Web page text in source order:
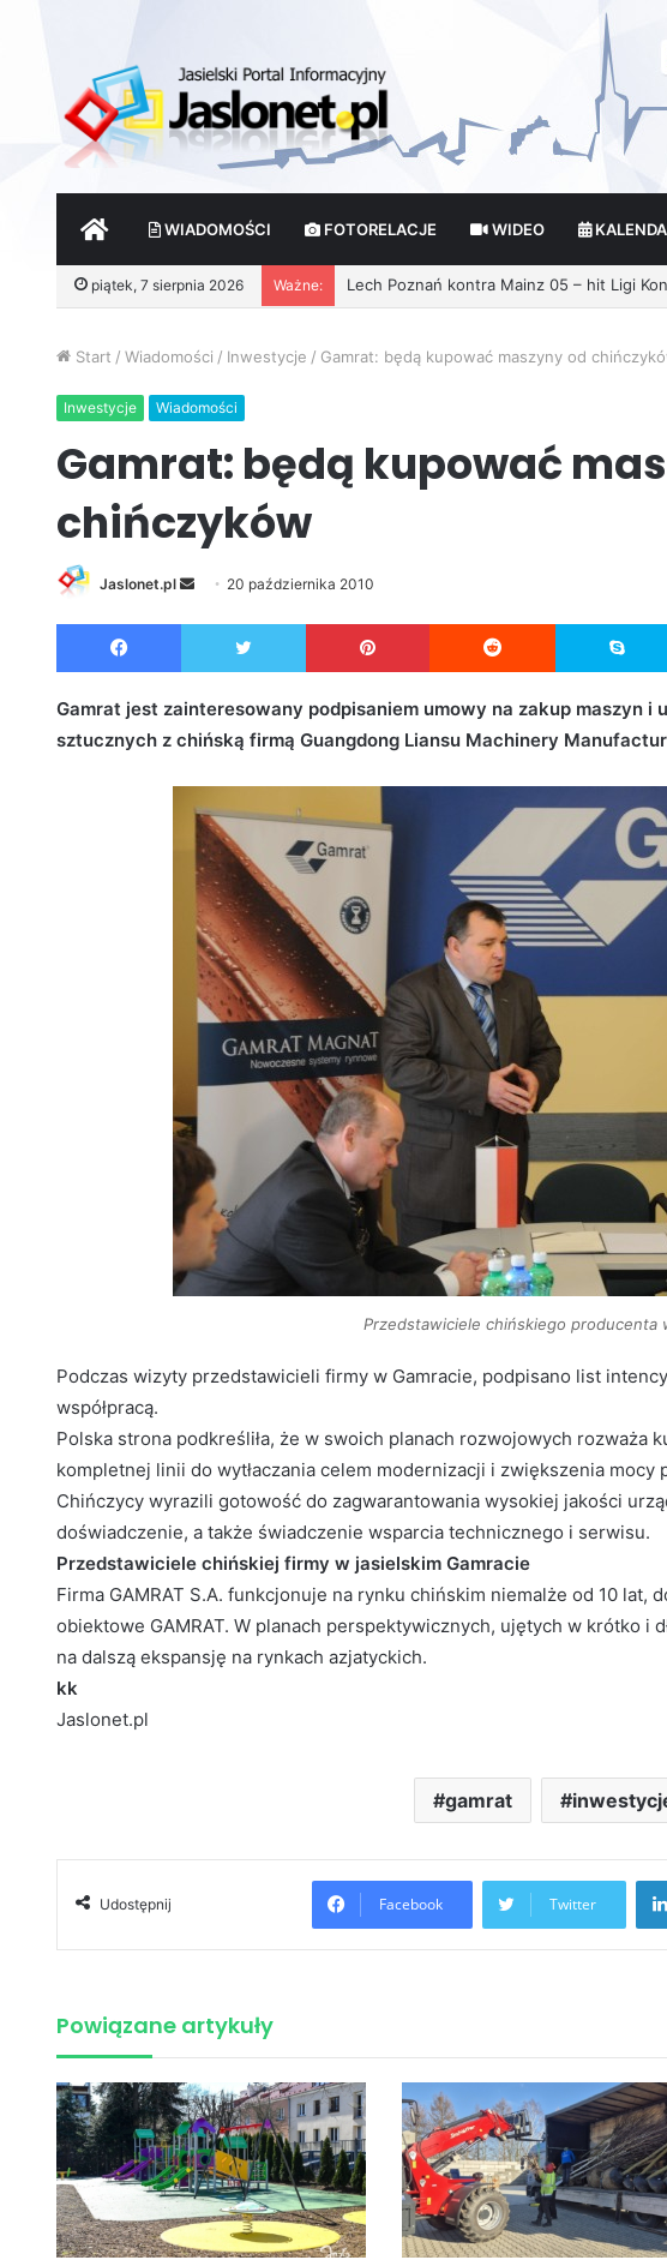
START WIADOMOŚCI FOTORELACJE WIDEO
piątek, 7 sierpnia 2026 Ważne:
Start / Wiadomości / Inwestycje / Gamrat: będą kupować maszyny od
Inwestycje Wiadomości
Gamrat: będą kupować
chińczyków
Jaslonet.pl
d
a
m
a
l
20 października 2010
Facebook Twitter Pinterest Reddit
Gamrat jest zainteresowany podpisaniem umowy na zakup maszyn i
sztucznych z chińską firmą Guangdong Liansu Machinery
Przedstawiciele chińskiego producenta
Podczas wizyty przedstawicieli firmy w Gamracie, podpisano list
współpracą.
Polska strona podkreśliła, że w swoich planach rozwojowych rozważa
kompletnej linii do wytłaczania celem modernizacji i zwiększenia mocy
Chińczycy wyrazili gotowość do zagwarantowania wysokiej jakości
doświadczenie, a także świadczenie wsparcia technicznego i serwisu.
Przedstawiciele chińskiej firmy w jasielskim Gamracie
Firma GAMRAT S.A. funkcjonuje na rynku chińskim niemalże od 10 lat,
obiektowe GAMRAT. W planach perspektywicznych, ujętych w krótko i
na dalszą ekspansję na rynkach azjatyckich.
kk
Jaslonet.pl
gamrat
Udostępnij Facebook Twitter
Powiązane artykuły